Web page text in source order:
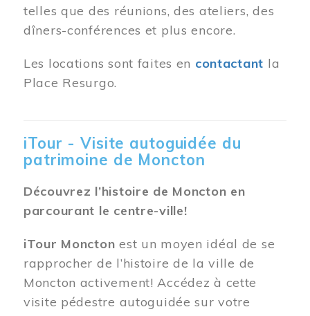
telles que des réunions, des ateliers, des
dîners-conférences et plus encore.
Les locations sont faites en contactant la
Place Resurgo.
iTour - Visite autoguidée du
patrimoine de Moncton
Découvrez l’histoire de Moncton en
parcourant le centre-ville!
iTour Moncton est un moyen idéal de se
rapprocher de l’histoire de la ville de
Moncton activement! Accédez à cette
visite pédestre autoguidée sur votre